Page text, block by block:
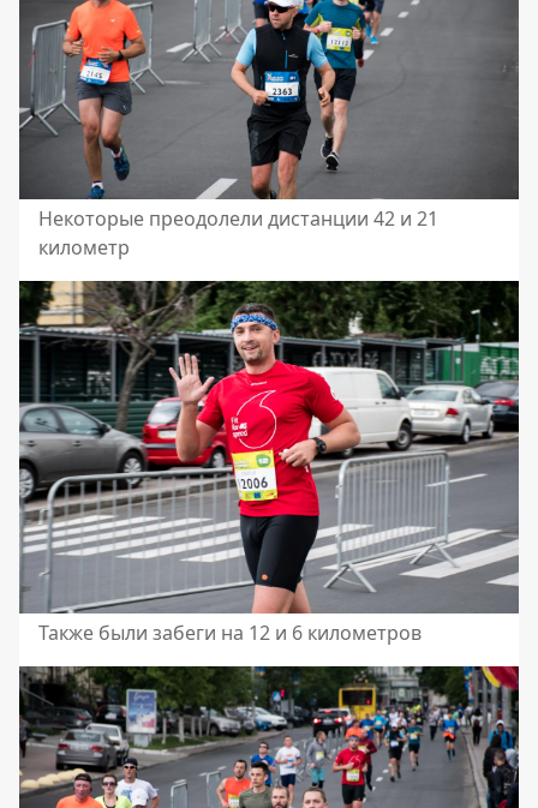
Некоторые преодолели дистанции 42 и 21
километр
Также были забеги на 12 и 6 километров